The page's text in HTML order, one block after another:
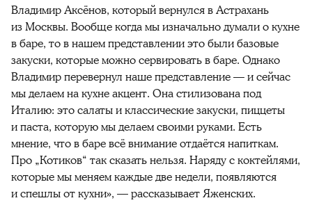
Владимир Аксёнов, который вернулся в Астрахань
из Москвы. Вообще когда мы изначально думали о кухне
в баре, то в нашем представлении это были базовые
закуски, которые можно сервировать в баре. Однако
Владимир перевернул наше представление — и сейчас
мы делаем на кухне акцент. Она стилизована под
Италию: это салаты и классические закуски, пиццеты
и паста, которую мы делаем своими руками. Есть
мнение, что в баре всё внимание отдаётся напиткам.
Про „Котиков“ так сказать нельзя. Наряду с коктейлями,
которые мы меняем каждые две недели, появляются
и спешлы от кухни», — рассказывает Яженских.